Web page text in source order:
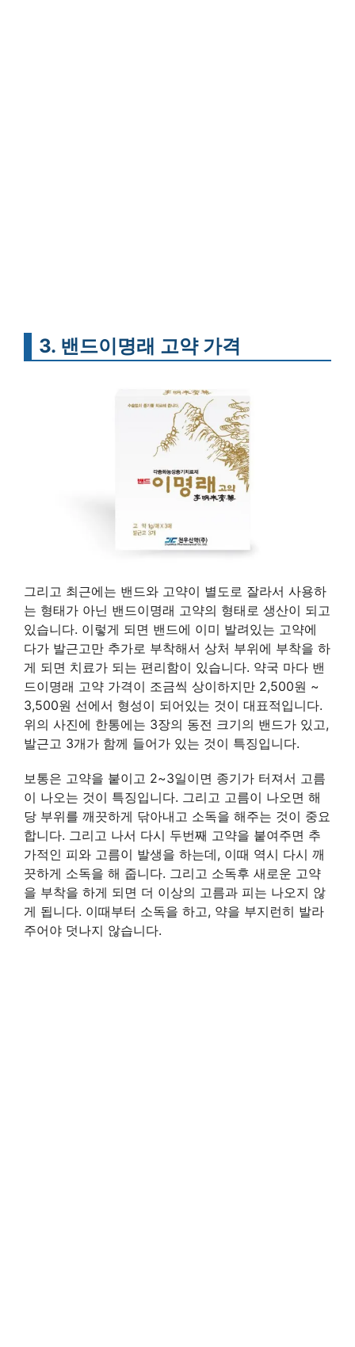
3. 밴드이명래 고약 가격
그리고 최근에는 밴드와 고약이 별도로 잘라서 사용하
는 형태가 아닌 밴드이명래 고약의 형태로 생산이 되고
있습니다. 이렇게 되면 밴드에 이미 발려있는 고약에
다가 발근고만 추가로 부착해서 상처 부위에 부착을 하
게 되면 치료가 되는 편리함이 있습니다. 약국 마다 밴
드이명래 고약 가격이 조금씩 상이하지만 2,500원 ~
3,500원 선에서 형성이 되어있는 것이 대표적입니다.
위의 사진에 한통에는 3장의 동전 크기의 밴드가 있고,
발근고 3개가 함께 들어가 있는 것이 특징입니다.
보통은 고약을 붙이고 2~3일이면 종기가 터져서 고름
이 나오는 것이 특징입니다. 그리고 고름이 나오면 해
당 부위를 깨끗하게 닦아내고 소독을 해주는 것이 중요
합니다. 그리고 나서 다시 두번째 고약을 붙여주면 추
가적인 피와 고름이 발생을 하는데, 이때 역시 다시 깨
끗하게 소독을 해 줍니다. 그리고 소독후 새로운 고약
을 부착을 하게 되면 더 이상의 고름과 피는 나오지 않
게 됩니다. 이때부터 소독을 하고, 약을 부지런히 발라
주어야 덧나지 않습니다.